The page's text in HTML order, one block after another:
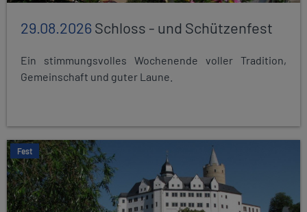
29.08.2026Schloss - und Schützenfest
Ein stimmungsvolles Wochenende voller Tradition,
Gemeinschaft und guter Laune.
Fest